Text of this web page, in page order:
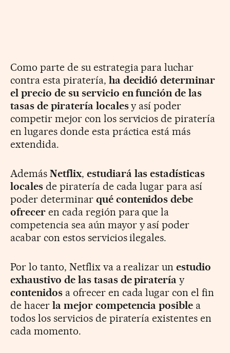
Como parte de su estrategia para luchar
contra esta piratería, ha decidió determinar
el precio de su servicio en función de las
tasas de piratería localesy así poder
competir mejor con los servicios de piratería
en lugares donde esta práctica está más
extendida.
Además Netflix, estudiará las estadísticas
localesde piratería de cada lugar para así
poder determinar qué contenidos debe
ofreceren cada región para que la
competencia sea aún mayor y así poder
acabar con estos servicios ilegales.
Por lo tanto, Netflix va a realizar unestudio
exhaustivo de las tasas de piratería y
contenidosa ofrecer en cada lugar con el fin
de hacerla mejor competencia posible a
todos los servicios de piratería existentes en
cada momento.